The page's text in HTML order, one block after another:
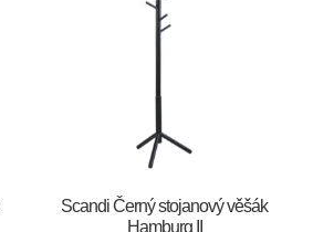
Scandi Černý stojanový věšák
Hamburg II